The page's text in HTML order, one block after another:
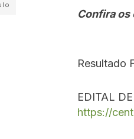
Confira os
Resultado
EDITAL
https://